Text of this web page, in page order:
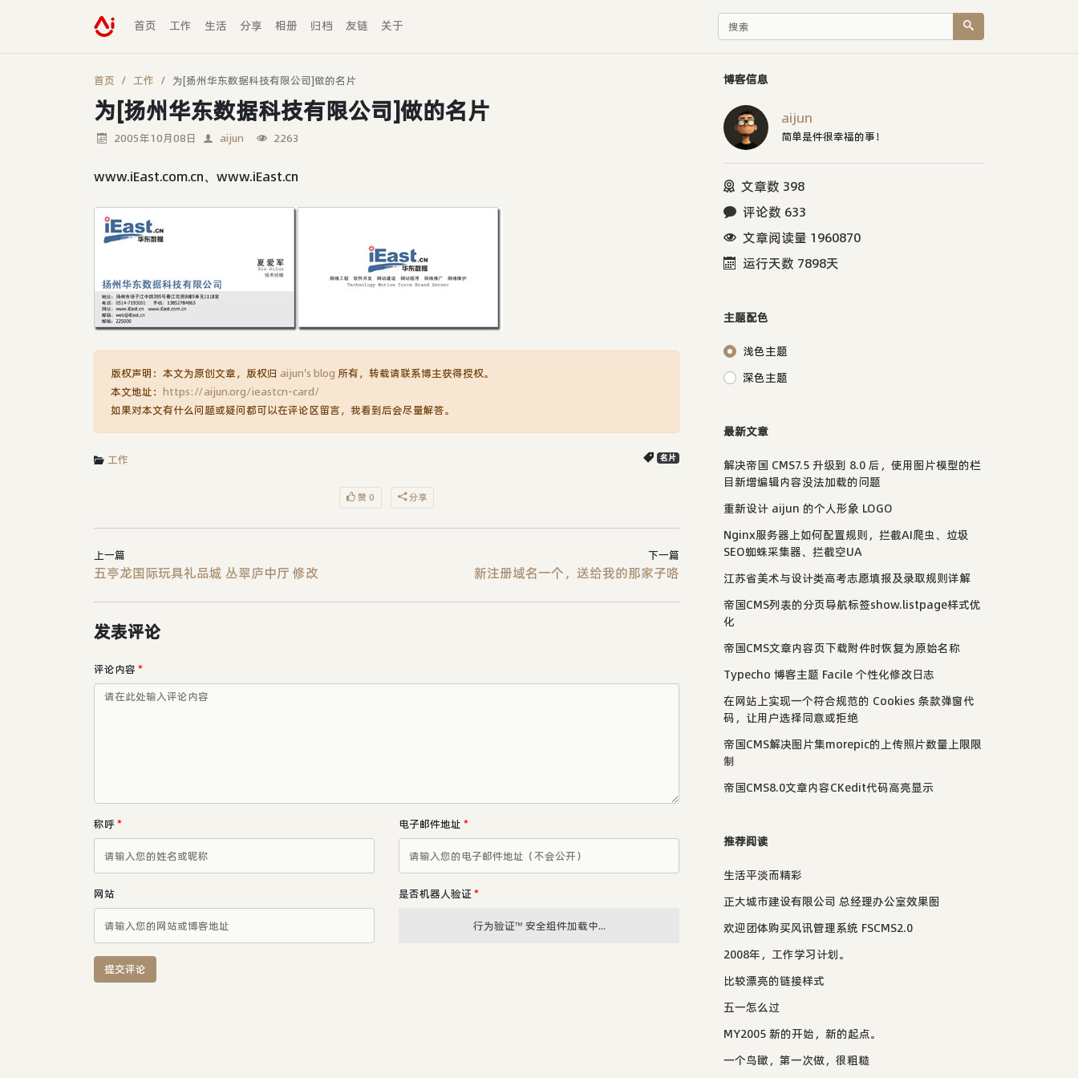
首页 工作 生活 分享 相册 归档 友链 关于
首页 工作 为[扬州华东数据科技有限公司]做的名片
为[扬州华东数据科技有限公司]做的名片
2005年10月08日 aijun 2263
www.iEast.com.cn、www.iEast.cn
版权声明：本文为原创文章，版权归 aijun's blog 所有，转载请联系博主获得授权。
本文地址： https://aijun.org/ieastcn-card/
如果对本文有什么问题或疑问都可以在评论区留言，我看到后会尽量解答。
工作 名片
赞 0 分享
上一篇
五亭龙国际玩具礼品城 丛翠庐中厅 修改
下一篇
新注册域名一个，送给我的那家子咯
发表评论
评论内容 *
称呼* 电子邮件地址 *
网站 是否机器人验证 *
行为验证™ 安全组件加载中...
提交评论
博客信息
aijun
简单是件很幸福的事！
文章数 398
评论数 633
文章阅读量 1960870
运行天数 7898天
主题配色
浅色主题
深色主题
最新文章
解决帝国 CMS7.5 升级到 8.0 后，使用图片模型的栏
目新增编辑内容没法加载的问题
重新设计 aijun 的个人形象 LOGO
Nginx服务器上如何配置规则，拦截AI爬虫、垃圾
SEO蜘蛛采集器、拦截空UA
江苏省美术与设计类高考志愿填报及录取规则详解
帝国CMS列表的分页导航标签show.listpage样式优
化
帝国CMS文章内容页下载附件时恢复为原始名称
Typecho 博客主题 Facile 个性化修改日志
在网站上实现一个符合规范的 Cookies 条款弹窗代
码，让用户选择同意或拒绝
帝国CMS解决图片集morepic的上传照片数量上限限
制
帝国CMS8.0文章内容CKedit代码高亮显示
推荐阅读
生活平淡而精彩
正大城市建设有限公司 总经理办公室效果图
欢迎团体购买风讯管理系统 FSCMS2.0
2008年，工作学习计划。
比较漂亮的链接样式
五一怎么过
MY2005 新的开始，新的起点。
一个鸟瞰，第一次做，很粗糙